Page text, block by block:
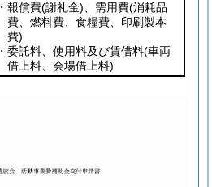
・報償費(謝礼金) 、需用費(消耗品
費、燃料費、食糧費、印刷製本
費)
・委託料、使用料及び賃借料(車両
借上料、会場借上料)